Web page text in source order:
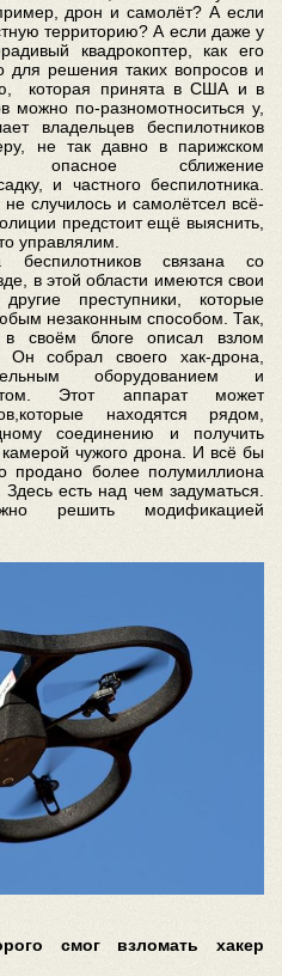
дрон и самолёт? А если
территорию? А если даже у
квадрокоптер, как его
для решения таких вопросов и
которая принята в США и в
можно по-разномотноситься у,
владельцев беспилотников
не так давно в парижском
опасное сближение
и частного беспилотника.
случилось и самолётсел всё-
предстоит ещё выяснить,
управлялим.
беспилотников связана со
в этой области имеются свои
преступники, которые
незаконным способом. Так,
своём блоге описал взлом
собрал своего хак-дрона,
оборудованием и
Этот аппарат может
находятся рядом,
соединению и получить
чужого дрона. И всё бы
продано более полумиллиона
есть над чем задуматься.
решить модификацией
смог взломать хакер